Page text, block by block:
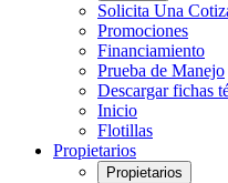
Solicita Una
Promociones
Financiamiento
Prueba de Manejo
Descargar fichas
Inicio
Flotillas
Propietarios
Propietarios